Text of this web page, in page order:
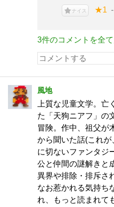
ナイス ★1
3件のコメントを全
風地
上質な児童文学。
た「天狗ニアフ」の
冒険。作中、祖父が
から聞いた話(これ
に切ないファンタジ
公と仲間の謎解きと
異界や排除・排斥さ
なお惹かれる気持ち
れ、もっと読まれて